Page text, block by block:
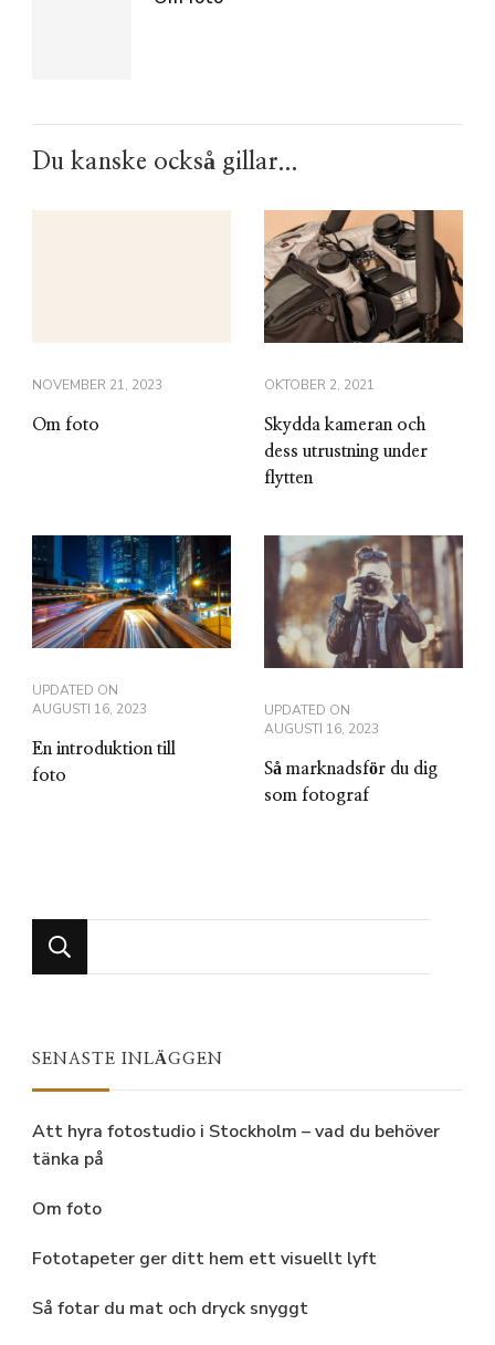
Du kanske också gillar...
NOVEMBER 21, 2023
Om foto
OKTOBER 2, 2021
Skydda kameran och
dess utrustning under
flytten
UPDATED ON
AUGUSTI 16, 2023
En introduktion till
foto
UPDATED ON
AUGUSTI 16, 2023
Så marknadsför du dig
som fotograf
for
SENASTE INLÄGGEN
Att hyra fotostudio i Stockholm – vad du behöver
tänka på
Om foto
Fototapeter ger ditt hem ett visuellt lyft
Så fotar du mat och dryck snyggt